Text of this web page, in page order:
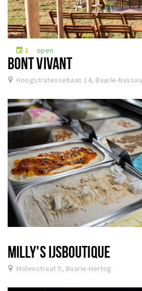
event 1 open
BONT VIVANT
Hoogstratensebaan 14, Baarle-Nassau
MILLY'S IJSBOUTIQUE
Molenstraat 5, Baarle-Hertog